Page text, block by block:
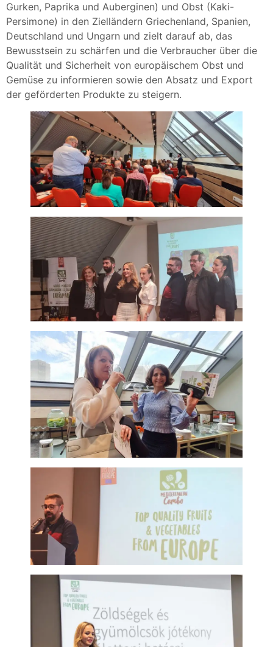
Gurken, Paprika und Auberginen) und Obst (Kaki-
Persimone) in den Zielländern Griechenland, Spanien,
Deutschland und Ungarn und zielt darauf ab, das
Bewusstsein zu schärfen und die Verbraucher über die
Qualität und Sicherheit von europäischem Obst und
Gemüse zu informieren sowie den Absatz und Export
der geförderten Produkte zu steigern.